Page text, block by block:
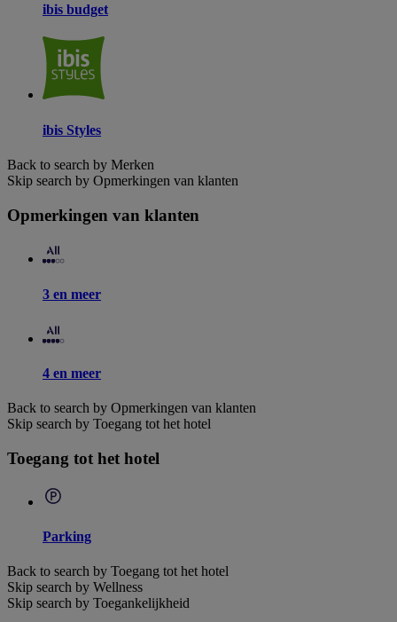
ibis budget
ibis Styles
Back to search by Merken
Skip search by Opmerkingen van klanten
Opmerkingen van klanten
3 en meer
4 en meer
Back to search by Opmerkingen van klanten
Skip search by Toegang tot het hotel
Toegang tot het hotel
Parking
Back to search by Toegang tot het hotel
Skip search by Wellness
Skip search by Toegankelijkheid